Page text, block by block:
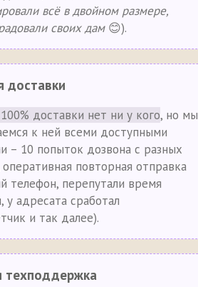
всё в двойном размере,
своих дам😊).
доставки
доставки нет ни у кого, но мы
к ней всеми доступными
– 10 попыток дозвона с разных
повторная отправка
телефон, перепутали время
у адресата сработал
и так далее).
техподдержка